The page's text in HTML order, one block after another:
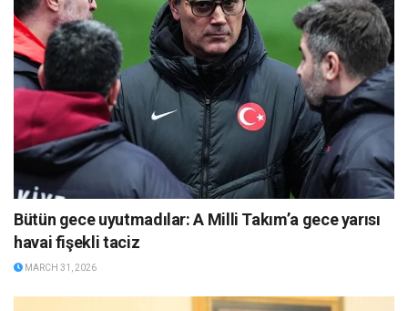
Bütün gece uyutmadılar: A Milli Takım’a gece yarısı
havai fişekli taciz
MARCH 31, 2026